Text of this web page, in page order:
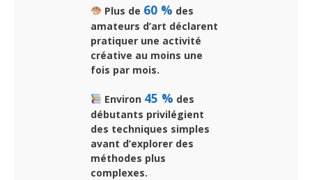
Plus de 60 % des
amateurs d’art déclarent
pratiquer une activité
créative au moins une
fois par mois.
Environ 45 % des
débutants privilégient
des techniques simples
avant d’explorer des
méthodes plus
complexes.